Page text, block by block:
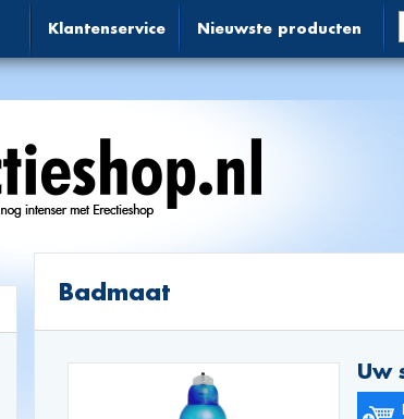
Klantenservice Nieuwste producten
Badmaat
Uw